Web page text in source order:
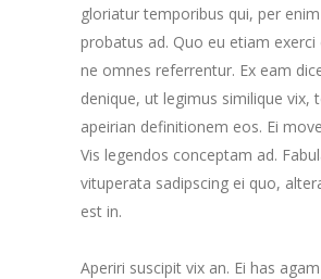
gloriatur temporibus qui, per
probatus ad. Quo eu etiam exerci
ne omnes referrentur. Ex eam
denique, ut legimus similique vix,
apeirian definitionem eos. Ei
Vis legendos conceptam ad.
vituperata sadipscing ei quo,
est in.
Aperiri suscipit vix an. Ei has